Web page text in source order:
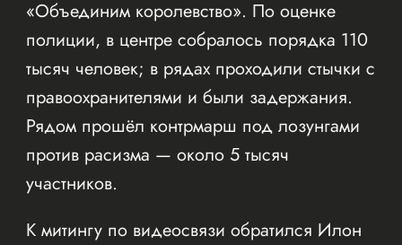
«Объединим королевство». По оценке
полиции, в центре собралось порядка 110
тысяч человек; в рядах проходили стычки с
правоохранителями и были задержания.
Рядом прошёл контрмарш под лозунгами
против расизма — около 5 тысяч
участников.
К митингу по видеосвязи обратился Илон